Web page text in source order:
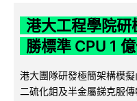
港大工程學院研
勝標準 CPU 1
港大團隊研發極簡架構模
二硫化鉬及半金屬銻克服